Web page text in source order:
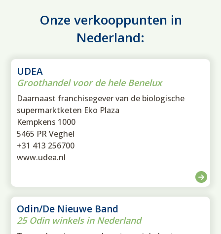
Onze verkooppunten in
Nederland:
UDEA
Groothandel voor de hele Benelux
Daarnaast franchisegever van de biologische
supermarktketen Eko Plaza
Kempkens 1000
5465 PR Veghel
+31 413 256700
www.udea.nl
Odin/De Nieuwe Band
25 Odin winkels in Nederland